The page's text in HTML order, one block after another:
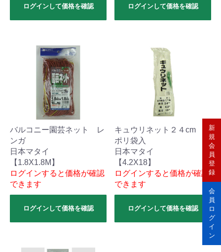
ログインして価格を確認 ログインして価格を確認
バルコニー園芸ネット レ
ンガ
日本マタイ
【1.8X1.8M】
ログインすると価格が確認
できます
ログインして価格を確認
キュウリネット２４cm
ポリ袋入
日本マタイ
【4.2X18】
ログインすると価格が確認
できます
ログインして価格を確認
新
規
会
員
登
録
会
員
ロ
グ
イ
ン